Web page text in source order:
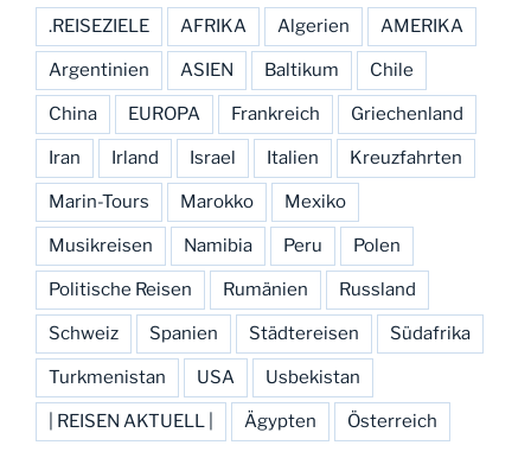
.REISEZIELE AFRIKA Algerien AMERIKA
Argentinien ASIEN Baltikum Chile
China EUROPA Frankreich Griechenland
Iran Irland Israel Italien Kreuzfahrten
Marin-Tours Marokko Mexiko
Musikreisen Namibia Peru Polen
Politische Reisen Rumänien Russland
Schweiz Spanien Städtereisen Südafrika
Turkmenistan USA Usbekistan
| REISEN AKTUELL | Ägypten Österreich